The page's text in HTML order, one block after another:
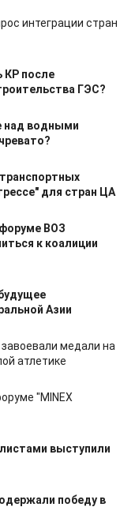
интеграции стран
КР после
ГЭС?
над водными
для стран ЦА
ВОЗ
к коалиции
Азии
медали на
атлетике
"MINEX
выступили
победу в